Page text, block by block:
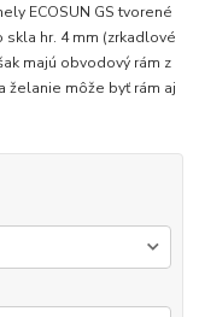
ECOSUN GS tvorené
hr. 4 mm (zrkadlové
majú obvodový rám z
želanie môže byť rám aj